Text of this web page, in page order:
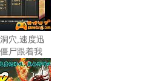
穴,速度迅
尸跟着我